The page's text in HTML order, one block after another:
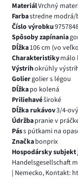
MateriálVrchný
Farbastredne modrá/
Číslo výrobku
Spôsoby zapínania
Dĺžka106 cm (vo
Charakteristikymálo
Výstrihokrúhly
Goliergolier s légou
Dĺžkapo kolená
Priliehavéširoké
Dĺžka rukávov3/4-
Údržbapranie v
Páss pútkami na
Značkabonprix
Hospodársky
Handelsgesellschaft
| Nemecko, Kontakt: